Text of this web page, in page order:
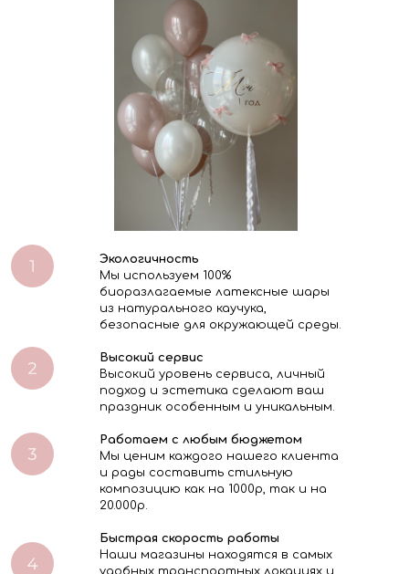
Экологичность
Мы используем 100%
биоразлагаемые латексные шары
из натурального каучука,
безопасные для окружающей среды.
Высокий сервис
Высокий уровень сервиса, личный
подход и эстетика сделают ваш
праздник особенным и уникальным.
Работаем с любым бюджетом
Мы ценим каждого нашего клиента
и рады составить стильную
композицию как на 1000р, так и на
20.000р.
Быстрая скорость работы
Наши магазины находятся в самых
удобных транспортных локациях и